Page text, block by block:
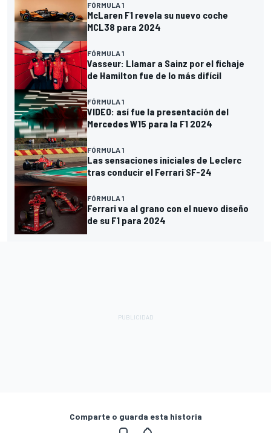
FÓRMULA 1
McLaren F1 revela su nuevo coche
MCL38 para 2024
FÓRMULA 1
Vasseur: Llamar a Sainz por el fichaje
de Hamilton fue de lo más difícil
FÓRMULA 1
VIDEO: así fue la presentación del
Mercedes W15 para la F1 2024
FÓRMULA 1
Las sensaciones iniciales de Leclerc
tras conducir el Ferrari SF-24
FÓRMULA 1
Ferrari va al grano con el nuevo diseño
de su F1 para 2024
Comparte o guarda esta historia